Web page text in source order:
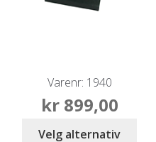
Varenr: 1940
kr899,00
Velg alternativ